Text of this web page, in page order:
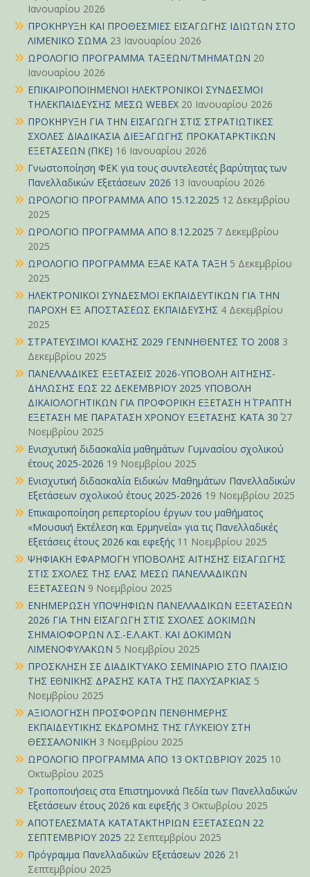
Ιανουαρίου 2026
ΠΡΟΚΗΡΥΞΗ ΚΑΙ ΠΡΟΘΕΣΜΙΕΣ ΕΙΣΑΓΩΓΗΣ ΙΔΙΩΤΩΝ ΣΤΟ
ΛΙΜΕΝΙΚΟ ΣΩΜΑ 23 Ιανουαρίου 2026
ΩΡΟΛΟΓΙΟ ΠΡΟΓΡΑΜΜΑ ΤΑΞΕΩΝ/ΤΜΗΜΑΤΩΝ 20
Ιανουαρίου 2026
ΕΠΙΚΑΙΡΟΠΟΙΗΜΕΝΟΙ ΗΛΕΚΤΡΟΝΙΚΟΙ ΣΥΝΔΕΣΜΟΙ
ΤΗΛΕΚΠΑΙΔΕΥΣΗΣ ΜΕΣΩ WEBEX 20 Ιανουαρίου 2026
ΠΡΟΚΗΡΥΞΗ ΓΙΑ ΤΗΝ ΕΙΣΑΓΩΓΗ ΣΤΙΣ ΣΤΡΑΤΙΩΤΙΚΕΣ
ΣΧΟΛΕΣ ΔΙΑΔΙΚΑΣΙΑ ΔΙΕΞΑΓΩΓΗΣ ΠΡΟΚΑΤΑΡΚΤΙΚΩΝ
ΕΞΕΤΑΣΕΩΝ (ΠΚΕ) 16 Ιανουαρίου 2026
Γνωστοποίηση ΦΕΚ για τους συντελεστές βαρύτητας των
Πανελλαδικών Εξετάσεων 2026 13 Ιανουαρίου 2026
ΩΡΟΛΟΓΙΟ ΠΡΟΓΡΑΜΜΑ ΑΠΟ 15.12.2025 12 Δεκεμβρίου
2025
ΩΡΟΛΟΓΙΟ ΠΡΟΓΡΑΜΜΑ ΑΠΟ 8.12.2025 7 Δεκεμβρίου
2025
ΩΡΟΛΟΓΙΟ ΠΡΟΓΡΑΜΜΑ ΕΞΑΕ ΚΑΤΑ ΤΑΞΗ 5 Δεκεμβρίου
2025
ΗΛΕΚΤΡΟΝΙΚΟΙ ΣΥΝΔΕΣΜΟΙ ΕΚΠΑΙΔΕΥΤΙΚΩΝ ΓΙΑ ΤΗΝ
ΠΑΡΟΧΗ ΕΞ ΑΠΟΣΤΑΣΕΩΣ ΕΚΠΑΙΔΕΥΣΗΣ 4 Δεκεμβρίου
2025
ΣΤΡΑΤΕΥΣΙΜΟΙ ΚΛΑΣΗΣ 2029 ΓΕΝΝΗΘΕΝΤΕΣ ΤΟ 2008 3
Δεκεμβρίου 2025
ΠΑΝΕΛΛΑΔΙΚΕΣ ΕΞΕΤΑΣΕΙΣ 2026-ΥΠΟΒΟΛΗ ΑΙΤΗΣΗΣ-
ΔΗΛΩΣΗΣ ΕΩΣ 22 ΔΕΚΕΜΒΡΙΟΥ 2025 ΥΠΟΒΟΛΗ
ΔΙΚΑΙΟΛΟΓΗΤΙΚΩΝ ΓΙΑ ΠΡΟΦΟΡΙΚΗ ΕΞΕΤΑΣΗ Η΄ ΓΡΑΠΤΗ
ΕΞΕΤΑΣΗ ΜΕ ΠΑΡΑΤΑΣΗ ΧΡΟΝΟΥ ΕΞΕΤΑΣΗΣ ΚΑΤΑ 30΄ 27
Νοεμβρίου 2025
Ενισχυτική διδασκαλία μαθημάτων Γυμνασίου σχολικού
έτους 2025-2026 19 Νοεμβρίου 2025
Ενισχυτική διδασκαλία Ειδικών Μαθημάτων Πανελλαδικών
Εξετάσεων σχολικού έτους 2025-2026 19 Νοεμβρίου 2025
Επικαιροποίηση ρεπερτορίου έργων του μαθήματος
«Μουσική Εκτέλεση και Ερμηνεία» για τις Πανελλαδικές
Εξετάσεις έτους 2026 και εφεξής 11 Νοεμβρίου 2025
ΨΗΦΙΑΚΗ ΕΦΑΡΜΟΓΗ ΥΠΟΒΟΛΗΣ ΑΙΤΗΣΗΣ ΕΙΣΑΓΩΓΗΣ
ΣΤΙΣ ΣΧΟΛΕΣ ΤΗΣ ΕΛΑΣ ΜΕΣΩ ΠΑΝΕΛΛΑΔΙΚΩΝ
ΕΞΕΤΑΣΕΩΝ 9 Νοεμβρίου 2025
ΕΝΗΜΕΡΩΣΗ ΥΠΟΨΗΦΙΩΝ ΠΑΝΕΛΛΑΔΙΚΩΝ ΕΞΕΤΑΣΕΩΝ
2026 ΓΙΑ ΤΗΝ ΕΙΣΑΓΩΓΗ ΣΤΙΣ ΣΧΟΛΕΣ ΔΟΚΙΜΩΝ
ΣΗΜΑΙΟΦΟΡΩΝ Λ.Σ.-Ε.Λ.ΑΚΤ. ΚΑΙ ΔΟΚΙΜΩΝ
ΛΙΜΕΝΟΦΥΛΑΚΩΝ 5 Νοεμβρίου 2025
ΠΡΟΣΚΛΗΣΗ ΣΕ ΔΙΑΔΙΚΤΥΑΚΟ ΣΕΜΙΝΑΡΙΟ ΣΤΟ ΠΛΑΙΣΙΟ
ΤΗΣ ΕΘΝΙΚΗΣ ΔΡΑΣΗΣ ΚΑΤΑ ΤΗΣ ΠΑΧΥΣΑΡΚΙΑΣ 5
Νοεμβρίου 2025
ΑΞΙΟΛΟΓΗΣΗ ΠΡΟΣΦΟΡΩΝ ΠΕΝΘΗΜΕΡΗΣ
ΕΚΠΑΙΔΕΥΤΙΚΗΣ ΕΚΔΡΟΜΗΣ ΤΗΣ Γ΄ΛΥΚΕΙΟΥ ΣΤΗ
ΘΕΣΣΑΛΟΝΙΚΗ 3 Νοεμβρίου 2025
ΩΡΟΛΟΓΙΟ ΠΡΟΓΡΑΜΜΑ ΑΠΟ 13 ΟΚΤΩΒΡΙΟΥ 2025 10
Οκτωβρίου 2025
Τροποποιήσεις στα Επιστημονικά Πεδία των Πανελλαδικών
Εξετάσεων έτους 2026 και εφεξής 3 Οκτωβρίου 2025
ΑΠΟΤΕΛΕΣΜΑΤΑ ΚΑΤΑΤΑΚΤΗΡΙΩΝ ΕΞΕΤΑΣΕΩΝ 22
ΣΕΠΤΕΜΒΡΙΟΥ 2025 22 Σεπτεμβρίου 2025
Πρόγραμμα Πανελλαδικών Εξετάσεων 2026 21
Σεπτεμβρίου 2025